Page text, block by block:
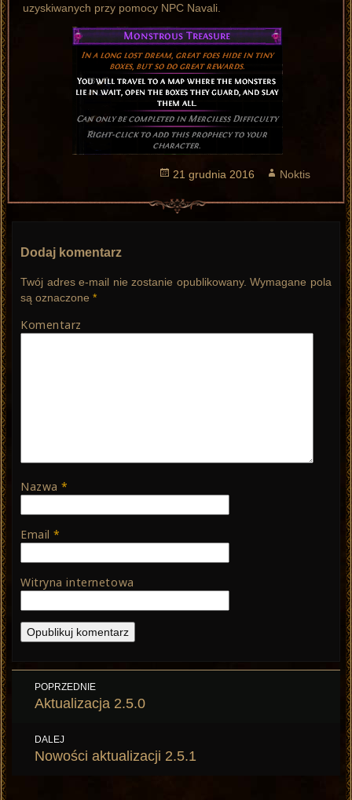
uzyskiwanych przy pomocy NPC Navali.
Opublikowano
21 grudnia 2016 Autor
Noktis
Dodaj komentarz
Twój adres e-mail nie zostanie opublikowany. Wymagane pola
są oznaczone *
Komentarz
Nazwa*
Email*
Witryna internetowa
Nawigacja
wpisu
POPRZEDNIE
Poprzedni
Aktualizacja 2.5.0
DALEJ
Następny
Nowości aktualizacji 2.5.1